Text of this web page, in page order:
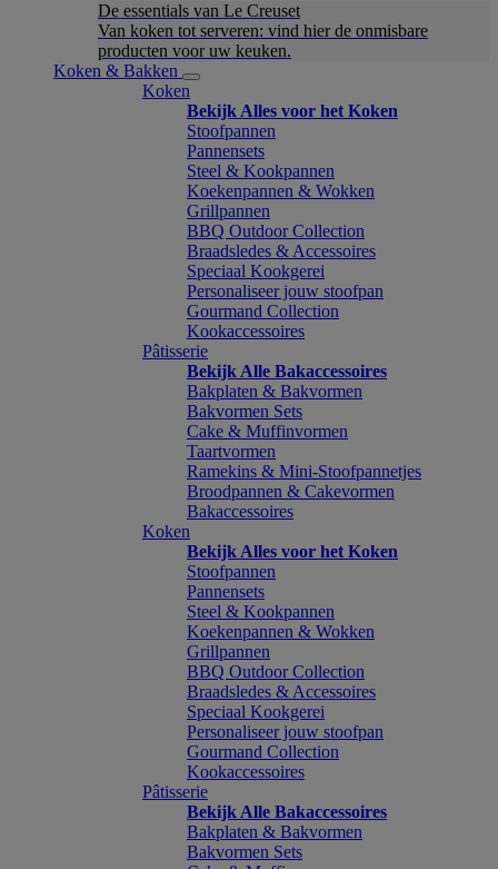
De essentials van Le Creuset
Van koken tot serveren: vind hier de onmisbare
producten voor uw keuken.
Koken & Bakken
Koken
Bekijk Alles voor het Koken
Stoofpannen
Pannensets
Steel & Kookpannen
Koekenpannen & Wokken
Grillpannen
BBQ Outdoor Collection
Braadsledes & Accessoires
Speciaal Kookgerei
Personaliseer jouw stoofpan
Gourmand Collection
Kookaccessoires
Pâtisserie
Bekijk Alle Bakaccessoires
Bakplaten & Bakvormen
Bakvormen Sets
Cake & Muffinvormen
Taartvormen
Ramekins & Mini-Stoofpannetjes
Broodpannen & Cakevormen
Bakaccessoires
Koken
Bekijk Alles voor het Koken
Stoofpannen
Pannensets
Steel & Kookpannen
Koekenpannen & Wokken
Grillpannen
BBQ Outdoor Collection
Braadsledes & Accessoires
Speciaal Kookgerei
Personaliseer jouw stoofpan
Gourmand Collection
Kookaccessoires
Pâtisserie
Bekijk Alle Bakaccessoires
Bakplaten & Bakvormen
Bakvormen Sets